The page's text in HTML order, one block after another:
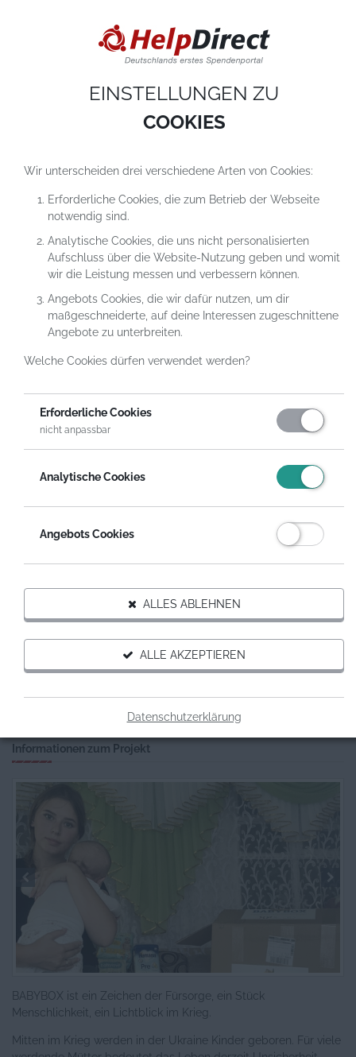
Cookies sind kleine Textdateien, die auf einem Computer heruntergeladen
sobald du unsere Website nutzt. Cookies setzen wir hauptsächlich dazu ein,
du unser Angebot richtig nutzen kannst. Mehr erfährst du in
SPENDEN FÜR DAS PROJEKT
BABYBOXEN FÜR DIE UKRAINE
– HILFE FÜRS NEUE LEBEN IM
KRIEG
Hilfe für Babyboxen für die Ukraine – Hilfe fürs neue Leben im Krieg
FÜR DIESES PROJEKT SPENDEN
Spendenquittung.
SPENDEN MIT SPENDENGUTSCHEIN
Informationen zum Projekt
BABYBOX ist ein Zeichen der Fürsorge, ein Stück
Menschlichkeit, ein Lichtblick im Krieg.
Mitten im Krieg werden in der Ukraine Kinder geboren. Für viele
EINSTELLUNGEN ZU
COOKIES
Wir unterscheiden drei verschiedene Arten von Cookies:
Erforderliche Cookies, die zum Betrieb der Webseite
notwendig sind.
Analytische Cookies, die uns nicht personalisierten
Aufschluss über die Website-Nutzung geben und womit
wir die Leistung messen und verbessern können.
Angebots Cookies, die wir dafür nutzen, um dir
maßgeschneiderte, auf deine Interessen zugeschnittene
Angebote zu unterbreiten.
Welche Cookies dürfen verwendet werden?
Erforderliche Cookies
nicht anpassbar
Analytische Cookies
Angebots Cookies
ALLES ABLEHNEN
ALLE AKZEPTIEREN
Datenschutzerklärung